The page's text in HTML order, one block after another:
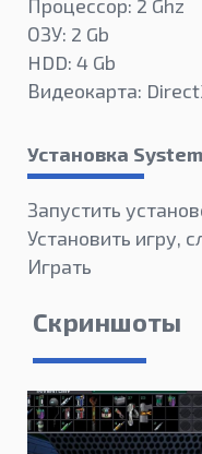
Процессор: 2 Ghz
ОЗУ: 2 Gb
HDD: 4 Gb
Видеокарта:
Установка
Запустить
Установить игру,
Играть
Скриншоты